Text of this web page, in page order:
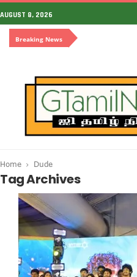
AUGUST 8, 2026
Breaking News
Home Dude
Tag Archives